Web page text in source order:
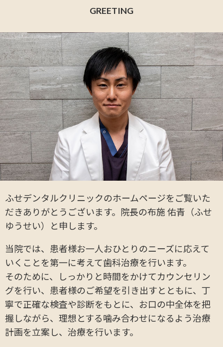
GREETING
ふせデンタルクリニックのホームページをご覧いた
だきありがとうございます。院長の布施 佑青（ふせ
ゆうせい）と申します。
当院では、患者様お一人おひとりのニーズに応えて
いくことを第一に考えて歯科治療を行います。
そのために、しっかりと時間をかけてカウンセリン
グを行い、患者様のご希望を引き出すとともに、丁
寧で正確な検査や診断をもとに、お口の中全体を把
握しながら、理想とする噛み合わせになるよう治療
計画を立案し、治療を行います。